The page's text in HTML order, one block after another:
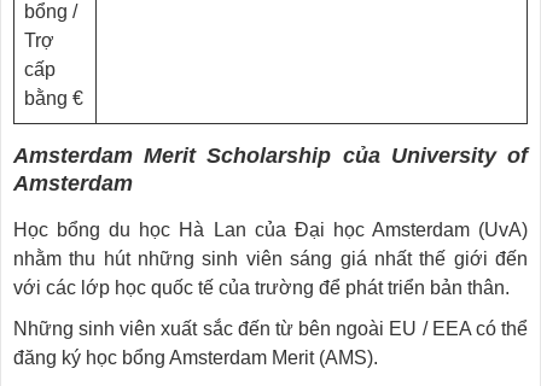
bổng /
Trợ
cấp
bằng €
Amsterdam Merit Scholarship của University of
Amsterdam
Học bổng du học Hà Lan của Đại học Amsterdam (UvA)
nhằm thu hút những sinh viên sáng giá nhất thế giới đến
với các lớp học quốc tế của trường để phát triển bản thân.
Những sinh viên xuất sắc đến từ bên ngoài EU / EEA có thể
đăng ký học bổng Amsterdam Merit (AMS).